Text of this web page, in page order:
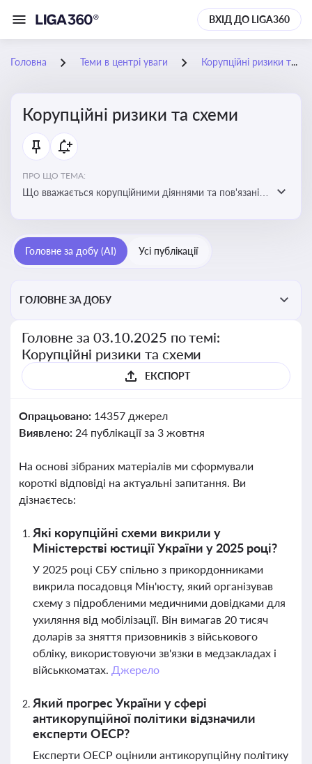
ВХІД ДО LIGA360
Головна Теми в центрі уваги Корупційні ризики та схеми
Корупційні ризики та схеми
ПРО ЩО ТЕМА:
Що вважається корупційними діяннями та пов'язані з
Головне за добу (AI) Усі публікації
ГОЛОВНЕ ЗА ДОБУ
Головне за 03.10.2025 по темі:
Корупційні ризики та схеми
ЕКСПОРТ
Опрацьовано: 14357 джерел
Виявлено: 24 публікації за 3 жовтня
На основі зібраних матеріалів ми сформували
короткі відповіді на актуальні запитання. Ви
дізнаєтесь:
Які корупційні схеми викрили у
Міністерстві юстиції України у 2025 році?
У 2025 році СБУ спільно з прикордонниками
викрила посадовця Мін'юсту, який організував
схему з підробленими медичними довідками для
ухиляння від мобілізації. Він вимагав 20 тисяч
доларів за зняття призовників з військового
обліку, використовуючи зв'язки в медзакладах і
військкоматах. Джерело
Який прогрес України у сфері
антикорупційної політики відзначили
експерти ОЕСР?
Експерти ОЕСР оцінили антикорупційну політику